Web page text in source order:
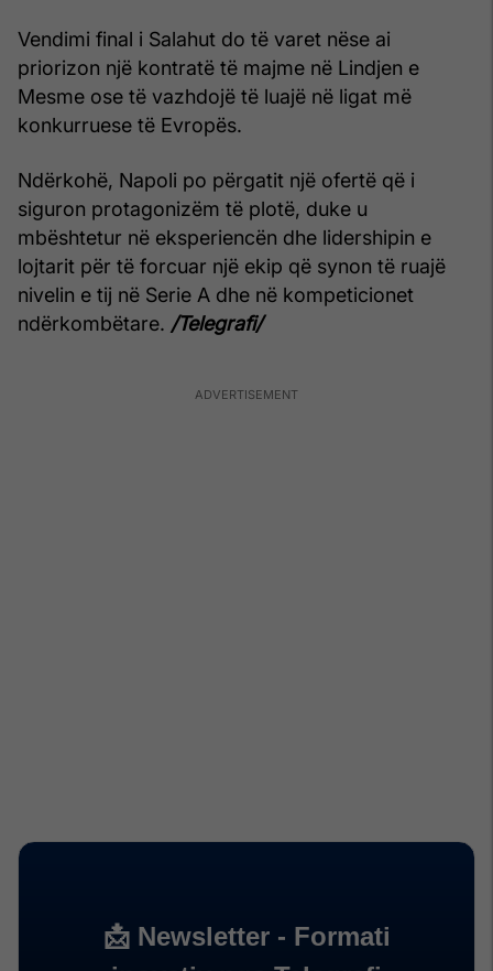
Vendimi final i Salahut do të varet nëse ai
priorizon një kontratë të majme në Lindjen e
Mesme ose të vazhdojë të luajë në ligat më
konkurruese të Evropës.
Ndërkohë, Napoli po përgatit një ofertë që i
siguron protagonizëm të plotë, duke u
mbështetur në eksperiencën dhe lidershipin e
lojtarit për të forcuar një ekip që synon të ruajë
nivelin e tij në Serie A dhe në kompeticionet
ndërkombëtare. /Telegrafi/